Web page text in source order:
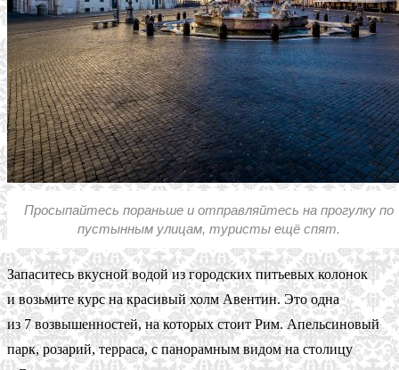
Просыпайтесь пораньше и отправляйтесь на прогулку по
пустынным улицам, туристы ещё спят.
Запаситесь вкусной водой из городских питьевых колонок
и возьмите курс на красивый холм Авентин. Это одна
из 7 возвышенностей, на которых стоит Рим. Апельсиновый
парк, розарий, терраса, с панорамным видом на столицу